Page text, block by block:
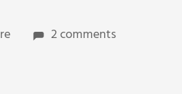
2 comments